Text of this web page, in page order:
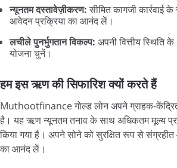
न्यूनतम दस्तावेज़ीकरण: सीमित कागजी कार्रवाई
आवेदन प्रक्रिया का आनंद लें।
लचीले पुनर्भुगतान विकल्प: अपनी वित्तीय स्थिति
योजना चुनें।
हम इस ऋण की सिफारिश क्यों करते हैं
Muthootfinance गोल्ड लोन अपने ग्राहक-
है। यह ऋण न्यूनतम तनाव के साथ अधिकतम मूल्य
किया गया है। अपने सोने को सुरक्षित रूप से
का आनंद लें।